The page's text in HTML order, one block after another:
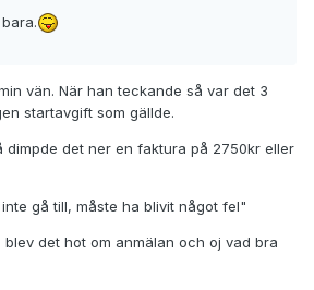
vän. När han teckande så var det 3
startavgift som gällde.
dimpde det ner en faktura på 2750kr eller
gå till, måste ha blivit något fel"
blev det hot om anmälan och oj vad bra